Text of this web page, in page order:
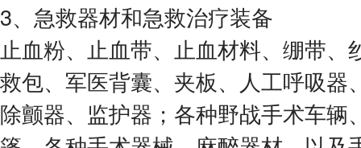
3、急救器材和急救治疗装备
止血粉、止血带、止血材料、绷带、
救包、军医背囊、夹板、人工呼吸器
除颤器、监护器；各种野战手术车辆